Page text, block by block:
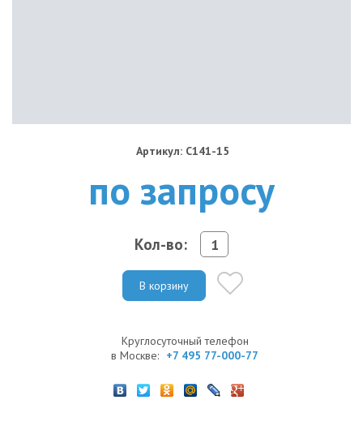
Артикул: C141-15
по запросу
Кол-во:
В корзину
Круглосуточный телефон
в Москве: +7 495 77-000-77